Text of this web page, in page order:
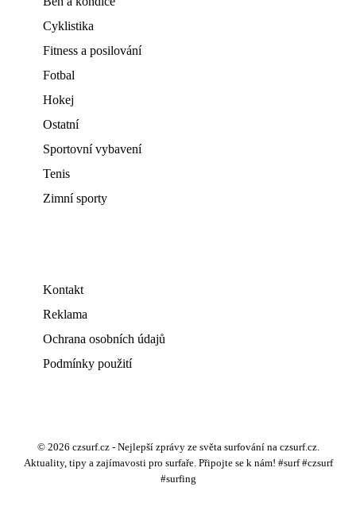
Cyklistika
Fitness a posilování
Fotbal
Hokej
Ostatní
Sportovní vybavení
Tenis
Zimní sporty
Kontakt
Reklama
Ochrana osobních údajů
Podmínky použití
© 2026 czsurf.cz - Nejlepší zprávy ze světa surfování na czsurf.cz.
Aktuality, tipy a zajímavosti pro surfaře. Připojte se k nám! #surf #czsurf
#surfing